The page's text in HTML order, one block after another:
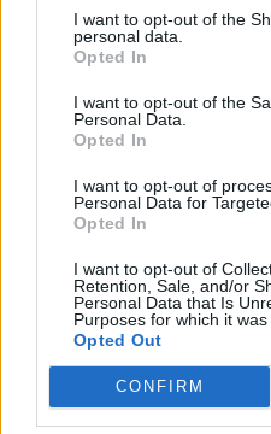
I want to opt-out of the
personal data.
Opted In
I want to opt-out of the
Personal Data.
Opted In
I want to opt-out of
Personal Data for
Opted In
I want to opt-out of
Retention, Sale, and/or
Personal Data that Is
Purposes for which it was
Opted Out
CONFIRM
na przedmieścia, ale
dla nich, to zrobiło to
Zniszczenia widoczne
obrzeżach, auta są
kolejny przypominają o
raniącym ciało drutem
jak gdybyznaleźli się
w której czas nie mija.
tylko jałowe pole, na
nie powstanie.